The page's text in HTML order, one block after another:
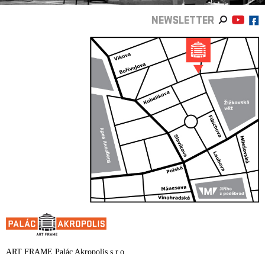
NEWSLETTER
ART FRAME Palác Akropolis s.r.o.